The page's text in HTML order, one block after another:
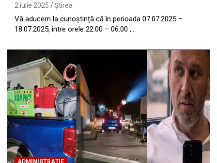
2 iulie 2025 Ştirea
Vă aducem la cunoștință că în perioada 07.07.2025 –
18.07.2025, între orele 22.00 – 06.00 ,…
ADMINISTRAȚIE